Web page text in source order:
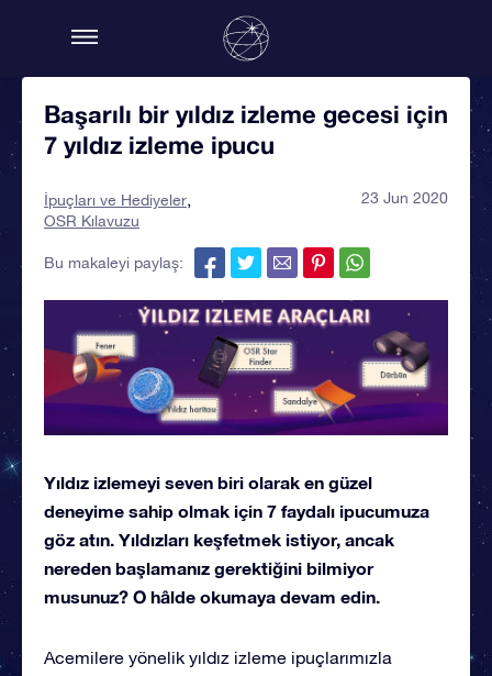
Başarılı bir yıldız izleme gecesi için
7 yıldız izleme ipucu
İpuçları ve Hediyeler
OSR Kılavuzu
23 Jun 2020
Bu makaleyi paylaş:
Yıldız izlemeyi seven biri olarak en güzel
deneyime sahip olmak için 7 faydalı ipucumuza
göz atın. Yıldızları keşfetmek istiyor, ancak
nereden başlamanız gerektiğini bilmiyor
musunuz? O hâlde okumaya devam edin.
Acemilere yönelik yıldız izleme ipuçlarımızla